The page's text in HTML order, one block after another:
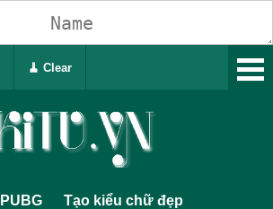
PUBG Tạo kiểu chữ đẹp
🧹 Clear